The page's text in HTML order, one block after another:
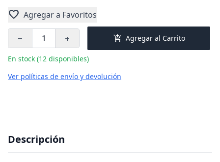
favorite Agregar a Favoritos
remove add add_shopping_cart Agregar al Carrito
En stock (12 disponibles)
Ver políticas de envío y devolución
Descripción